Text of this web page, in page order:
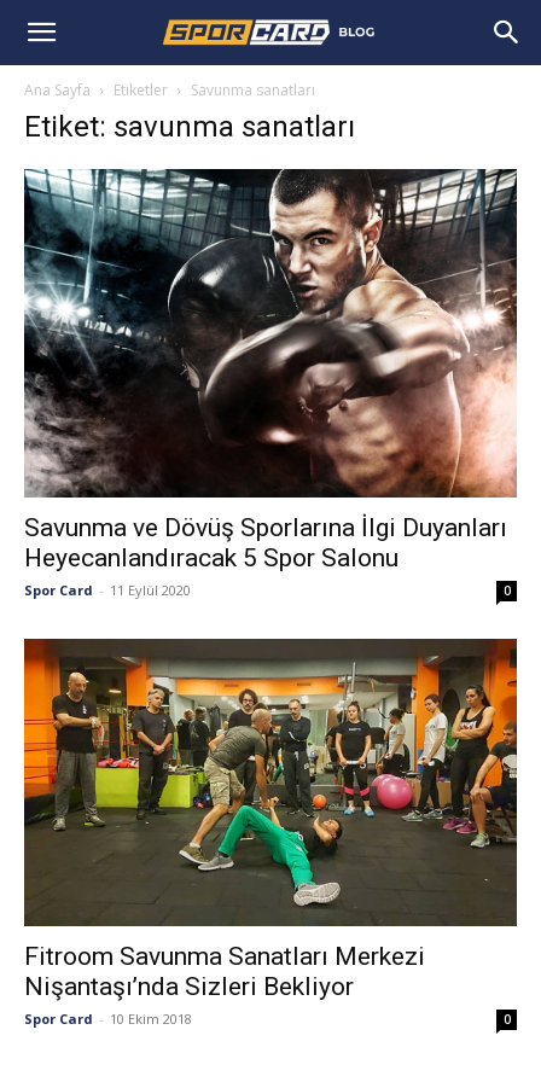
Ana Sayfa Etiketler Savunma sanatları
Etiket: savunma sanatları
Savunma ve Dövüş Sporlarına İlgi Duyanları
Heyecanlandıracak 5 Spor Salonu
Spor Card - 11 Eylül 2020 0
Fitroom Savunma Sanatları Merkezi
Nişantaşı’nda Sizleri Bekliyor
Spor Card - 10 Ekim 2018 0